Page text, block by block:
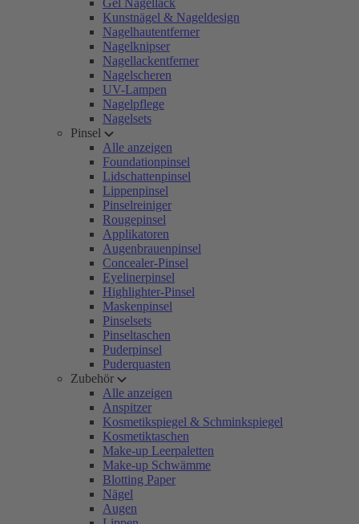
Gel Nagellack
Kunstnägel & Nageldesign
Nagelhautentferner
Nagelknipser
Nagellackentferner
Nagelscheren
UV-Lampen
Nagelpflege
Nagelsets
Pinsel
Alle anzeigen
Foundationpinsel
Lidschattenpinsel
Lippenpinsel
Pinselreiniger
Rougepinsel
Applikatoren
Augenbrauenpinsel
Concealer-Pinsel
Eyelinerpinsel
Highlighter-Pinsel
Maskenpinsel
Pinselsets
Pinseltaschen
Puderpinsel
Puderquasten
Zubehör
Alle anzeigen
Anspitzer
Kosmetikspiegel & Schminkspiegel
Kosmetiktaschen
Make-up Leerpaletten
Make-up Schwämme
Blotting Paper
Nägel
Augen